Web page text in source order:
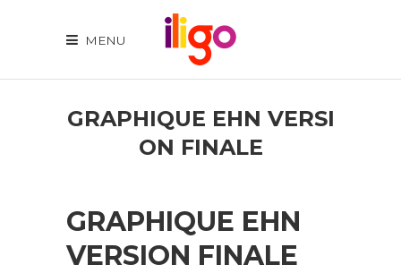
MENU
GRAPHIQUE EHN VERSI
ON FINALE
GRAPHIQUE EHN
VERSION FINALE